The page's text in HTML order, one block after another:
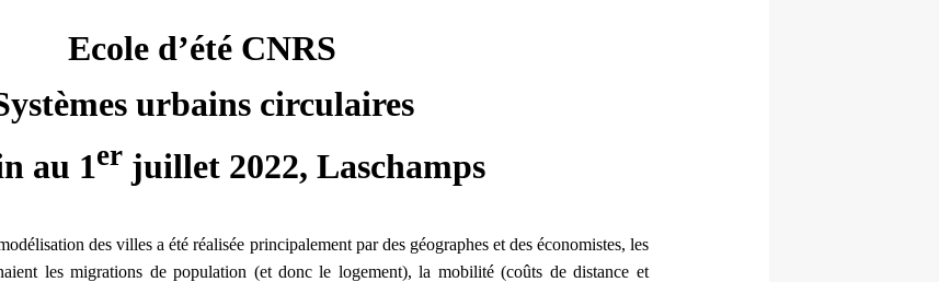
Ecole d’été CNRS
urbains circulaires
au 1er juillet 2022, Laschamps
des villes a été réalisée principalement par des géographes et des économistes, les
les migrations de population (et donc le logement), la mobilité (coûts de distance et